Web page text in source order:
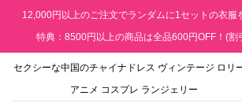
12,000円以上のご注文でランダムに1セットの衣服
特典：8500円以上の商品は全品600円OFF！(割
セクシーな中国のチャイナドレス ヴィンテージ ロリ
アニメ コスプレ ランジェリー